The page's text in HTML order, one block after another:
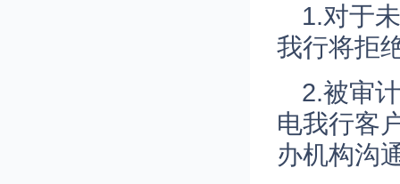
1.对于
我行将拒
2.被审
电我行客
办机构沟